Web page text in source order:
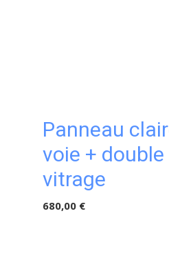
Panneau
voie + double
vitrage
680,00 €